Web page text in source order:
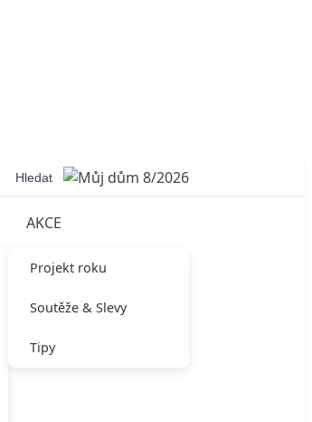
AKCE
Projekt roku
Soutěže & Slevy
Tipy